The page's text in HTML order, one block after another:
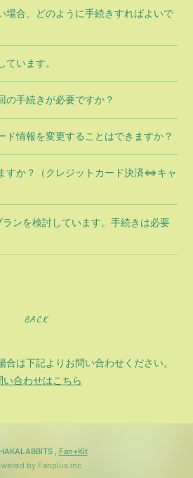
場合、どのように手続きすればよいで
います。
の手続きが必要ですか？
ド情報を変更することはできますか？
すか？（クレジットカード決済⇔キャ
ンを検討しています。手続きは必要
BACK
合は下記よりお問い合わせください。
い合わせはこちら
, Fan+Kit
by Fanplus.inc